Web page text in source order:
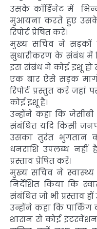
उसके कॉर्डिनेट में
मुआयना करते हुए
रिपोर्ट प्रेषित करें।
मुख्य सचिव ने सड़कों
सुधारीकरण के संबंध में
इस संबंध में कोई इशू हो
एक बार ऐसे सड़क
रिपोर्ट प्रस्तुत करें
कोई इशू है।
उन्होंने कहा कि
संबंधित यदि किसी
उसका तुरंत भुगतान
धनराशि उपलब्ध नहीं
प्रस्ताव प्रेषित करें।
मुख्य सचिव ने
निर्देशित किया कि
संबंधित जो भी प्रस्ताव
उन्होंने कहा कि
शासन से कोई